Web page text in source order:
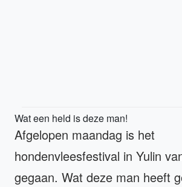
Wat een held is deze man!
Afgelopen maandag is het
hondenvleesfestival in Yulin
gegaan. Wat deze man heeft